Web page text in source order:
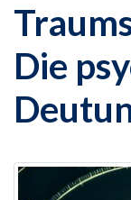
Die